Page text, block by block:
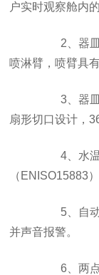
户实时观察舱内
2、器皿
喷淋臂，喷臂具
3、器皿
扇形切口设计，
4、水温
（ENISO15883）
5、自动
并声音报警。
6、两点